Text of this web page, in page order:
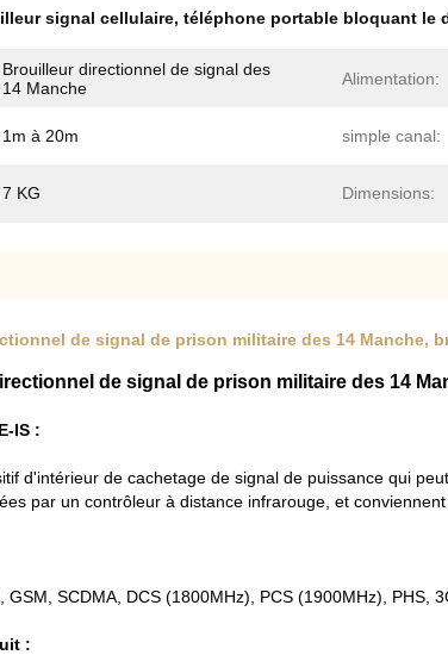
signal cellulaire, téléphone portable bloquant le
Brouilleur directionnel de signal des
14 Manche
Alimentation:
1m à 20m simple canal:
7 KG Dimensions:
de signal de prison militaire des 14
de signal de prison militaire des 14
IS :
d'intérieur de cachetage de signal de puissance qui
par un contrôleur à distance infrarouge, et
SCDMA, DCS (1800MHz), PCS (1900MHz), PHS,
: